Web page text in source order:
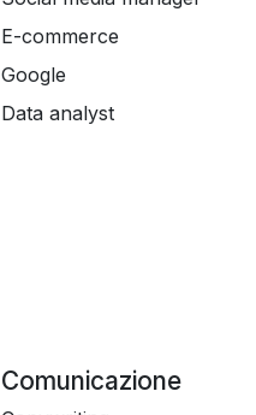
E-commerce
Google
Data analyst
Comunicazione